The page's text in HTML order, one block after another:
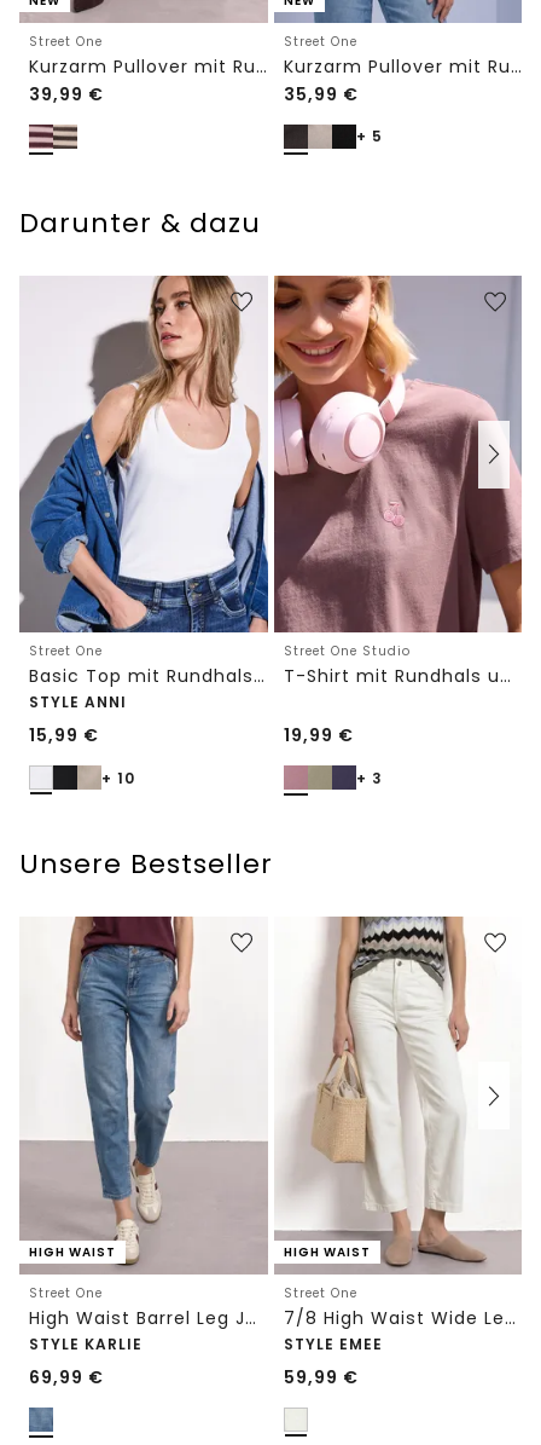
Street One
Kurzarm Pullover mit Rundhals und Streifen
39,99 €
Street One
Kurzarm Pullover mit Rundhals in Unifarbe
35,99 €
+ 5
Darunter & dazu
Street One
Basic Top mit Rundhals in Unifarbe
STYLE ANNI
15,99 €
+ 10
Street One Studio
T-Shirt mit Rundhals und Embroidery-Detail
19,99 €
+ 3
Unsere Bestseller
HIGH WAIST
Street One
High Waist Barrel Leg Jeans im Loose Fit
STYLE KARLIE
69,99 €
HIGH WAIST
Street One
7/8 High Waist Wide Leg Jeans im Loose Fit
STYLE EMEE
59,99 €